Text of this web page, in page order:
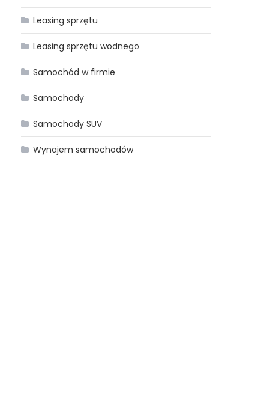
Leasing sprzętu
Leasing sprzętu wodnego
Samochód w firmie
Samochody
Samochody SUV
Wynajem samochodów